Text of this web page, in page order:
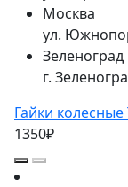
Москва
ул.
Зеленоград
г.
Гайки колесные
1350₽